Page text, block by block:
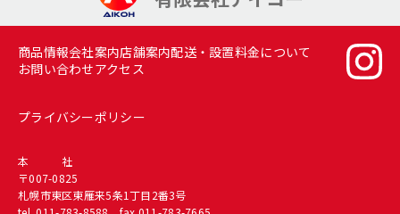
商品情報会社案内店舗案内配送・設置料金について
お問い合わせアクセス
プライバシーポリシー
本 社
〒007-0825
札幌市東区東雁来5条1丁目2番3号